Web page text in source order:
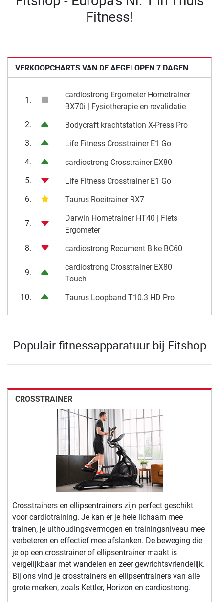
Fitness!
VERKOOPCHARTS VAN DE AFGELOPEN 7 DAGEN
1.
cardiostrong Ergometer Hometrainer
BX70i | Fysiotherapie en revalidatie
2.
Bodycraft krachtstation X-Press Pro
3.
Life Fitness Crosstrainer E1 Go
4.
cardiostrong Crosstrainer EX80
5.
Life Fitness Crosstrainer E1 Go
6.
Taurus Roeitrainer RX7
7.
Darwin Hometrainer HT40 | Fiets
Ergometer
8.
cardiostrong Recument Bike BC60
9.
cardiostrong Crosstrainer EX80
Touch
10.
Taurus Loopband T10.3 HD Pro
Populair fitnessapparatuur bij Fitshop
CROSSTRAINER
Crosstrainers en ellipsentrainers zijn perfect geschikt
voor cardiotraining. Je kan er je hele lichaam mee
trainen, je uithoudingsvermogen en trainingsniveau mee
verbeteren en effectief mee afslanken. De beweging die
je op een crosstrainer of ellipsentrainer maakt is
vergelijkbaar met wandelen en zeer gewrichtsvriendelijk.
Bij ons vind je crosstrainers en ellipsentrainers van alle
grote merken, zoals Kettler, Horizon en cardiostrong.